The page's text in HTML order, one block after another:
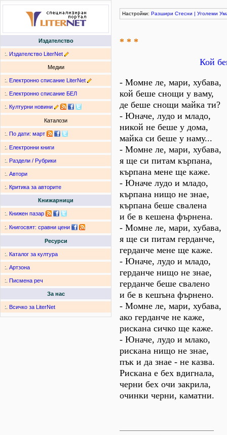
Издателство
:. Издателство LiterNet
Медии
:. Електронно списание LiterNet
:. Електронно списание БЕЛ
:. Културни новини
Каталози
:. По дати: март
:. Електронни книги
:. Раздели / Рубрики
:. Автори
:. Критика за авторите
Книжарници
:. Книжен пазар
:. Книгосвят: сравни цени
Ресурси
:. Каталог за култура
:. Артзона
:. Писмена реч
За нас
:. Всичко за LiterNet
Настройки: Разшири Стесни | Уголеми
* * *
Кой
- Момне ле, мари, хубава,
кой беше снощи у ваму,
де беше снощи майка ти?
- Юначе, лудо и младо,
никой не беше у дома,
майка си беше у наму...
- Момне ле, мари, хубава,
я ще си питам кърпана,
кърпана мене ще каже.
- Юначе лудо и младо,
кърпана нищо не знае,
кърпана беше свалена
и бе в кешена фърнена.
- Момне ле, мари, хубава,
я ще си питам герданче,
герданче мене ще каже.
- Юначе, лудо и младо,
герданче нищо не знае,
герданче беше свалено
и бе в кешъна фърнено.
- Момне ле, мари, хубава,
ако герданче не каже,
рискана сичко ще каже.
- Юначе, лудо и млако,
рискана нищо не знае,
пък и да знае - не казва.
Рискана е бех вдигнала,
черни бех очи закрила,
очинки черни, каматни.